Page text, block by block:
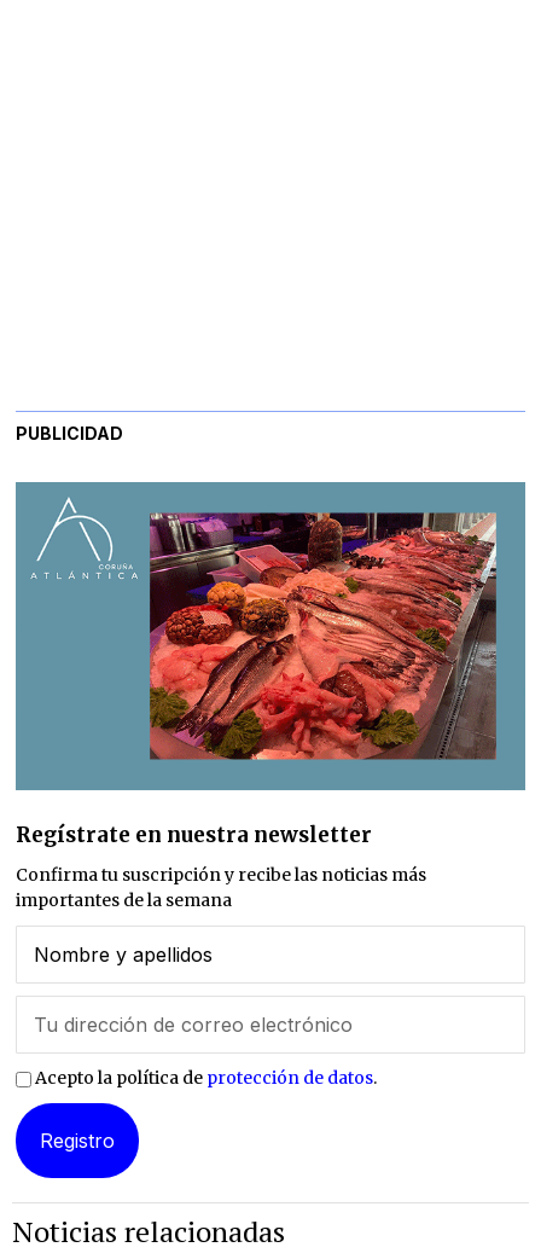
PUBLICIDAD
Regístrate en nuestra newsletter
Confirma tu suscripción y recibe las noticias más
importantes de la semana
Acepto la política de protección de datos.
Noticias relacionadas